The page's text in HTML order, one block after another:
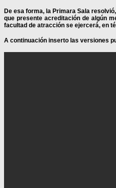
De esa forma, la Primara Sala
que presente acreditación de algún
facultad de atracción se ejercerá, en
A continuación inserto las versiones